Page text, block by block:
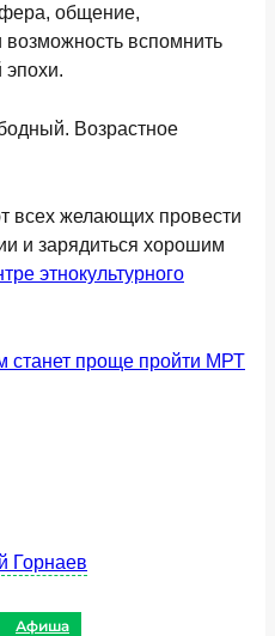
общение,
вспомнить
эпохи.
Возрастное
всех желающих провести
и зарядиться хорошим
этнокультурного
станет проще пройти МРТ
Горнаев
Афиша